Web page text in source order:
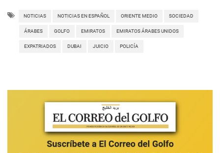
NOTICIAS NOTICIAS EN ESPAÑOL ORIENTE MEDIO SOCIEDAD
ÁRABES GOLFO EMIRATOS EMIRATOS ÁRABES UNIDOS
EXPATRIADOS DUBAI JUICIO POLICÍA